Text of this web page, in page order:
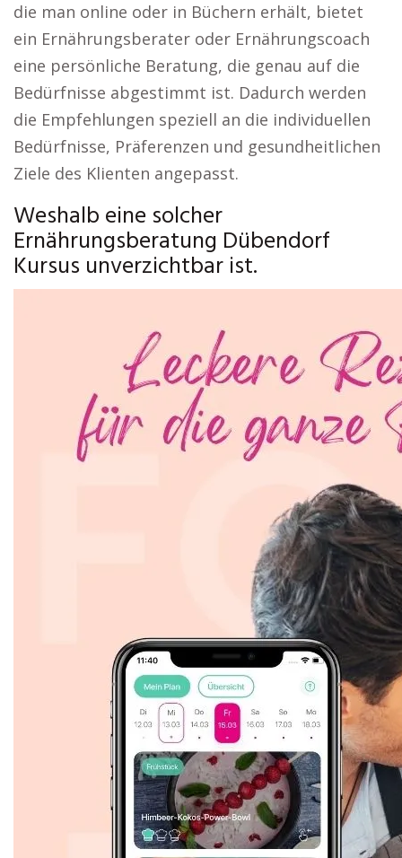
die man online oder in Büchern erhält, bietet
ein Ernährungsberater oder Ernährungscoach
eine persönliche Beratung, die genau auf die
Bedürfnisse abgestimmt ist. Dadurch werden
die Empfehlungen speziell an die individuellen
Bedürfnisse, Präferenzen und gesundheitlichen
Ziele des Klienten angepasst.
Weshalb eine solcher
Ernährungsberatung Dübendorf
Kursus unverzichtbar ist.